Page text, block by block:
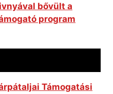
bővült a
program
Támogatási